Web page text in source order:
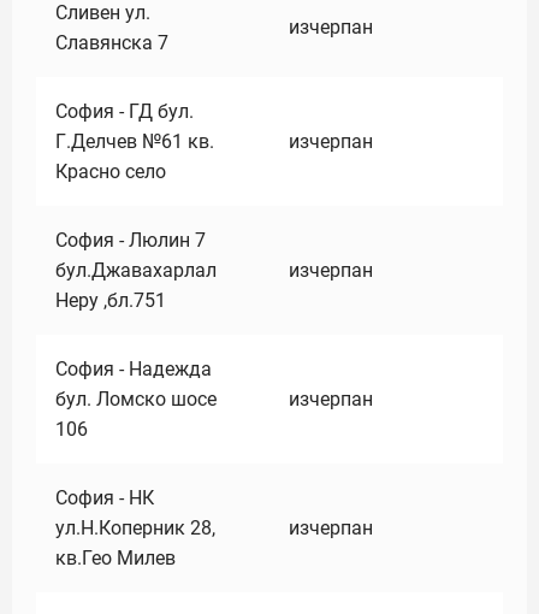
Сливен ул.
Славянска 7
изчерпан
София - ГД бул.
Г.Делчев №61 кв.
Красно село
изчерпан
София - Люлин 7
бул.Джавахарлал
Неру ,бл.751
изчерпан
София - Надежда
бул. Ломско шосе
106
изчерпан
София - НК
ул.Н.Коперник 28,
кв.Гео Милев
изчерпан